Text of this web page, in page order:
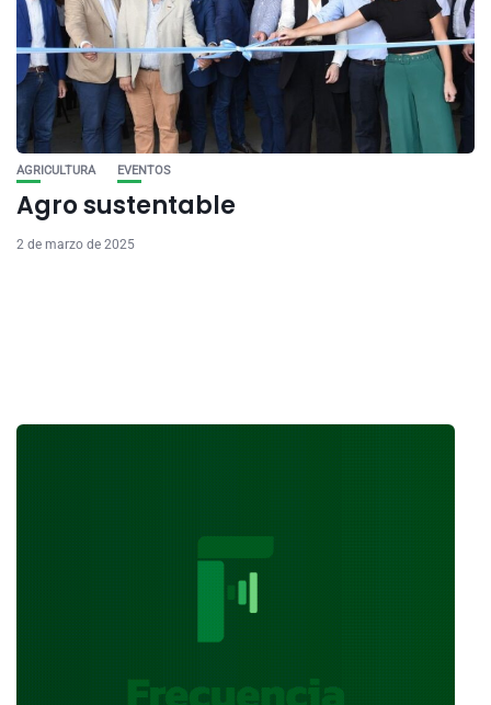
AGRICULTURA EVENTOS
Agro sustentable
2 de marzo de 2025